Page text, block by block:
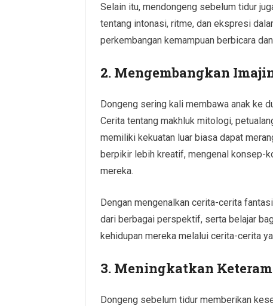
Selain itu, mendongeng sebelum tidur
tentang intonasi, ritme, dan ekspresi
perkembangan kemampuan berbicara
2. Mengembangkan
Dongeng sering kali membawa anak ke
Cerita tentang makhluk mitologi,
memiliki kekuatan luar biasa dapat
berpikir lebih kreatif, mengenal konsep-
mereka.
Dengan mengenalkan cerita-cerita
dari berbagai perspektif, serta belajar
kehidupan mereka melalui cerita-cerita
3. Meningkatkan
Dongeng sebelum tidur memberikan